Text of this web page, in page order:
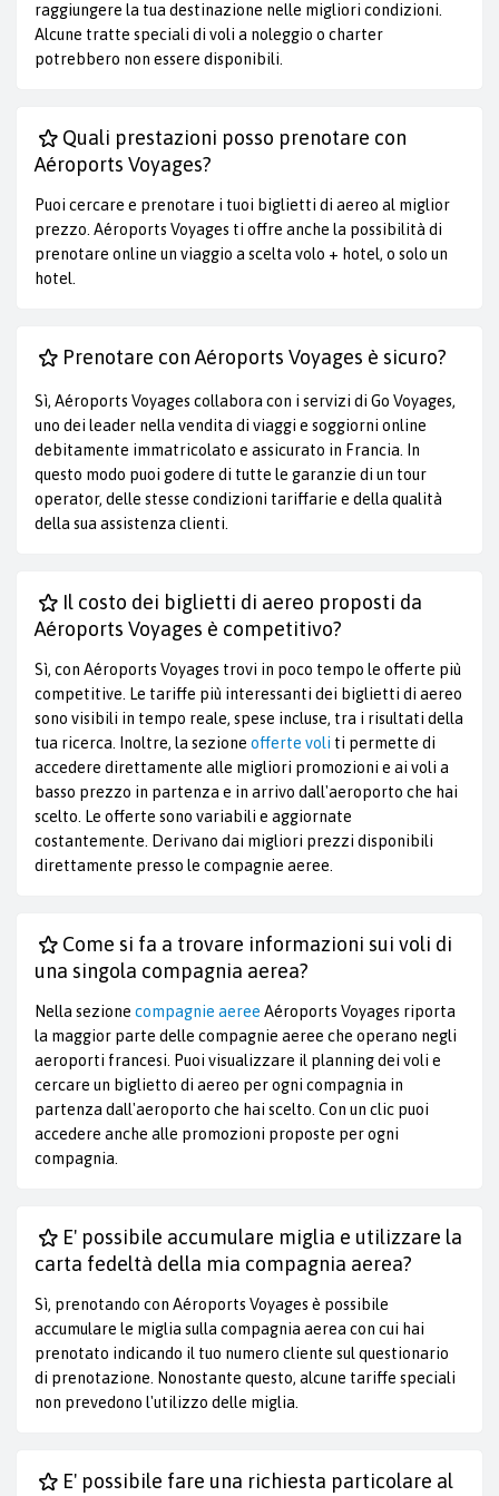
raggiungere la tua destinazione nelle migliori condizioni.
Alcune tratte speciali di voli a noleggio o charter
potrebbero non essere disponibili.
Quali prestazioni posso prenotare con
Aéroports Voyages?
Puoi cercare e prenotare i tuoi biglietti di aereo al miglior
prezzo. Aéroports Voyages ti offre anche la possibilità di
prenotare online un viaggio a scelta volo + hotel, o solo un
hotel.
Prenotare con Aéroports Voyages è sicuro?
Sì, Aéroports Voyages collabora con i servizi di Go Voyages,
uno dei leader nella vendita di viaggi e soggiorni online
debitamente immatricolato e assicurato in Francia. In
questo modo puoi godere di tutte le garanzie di un tour
operator, delle stesse condizioni tariffarie e della qualità
della sua assistenza clienti.
Il costo dei biglietti di aereo proposti da
Aéroports Voyages è competitivo?
Sì, con Aéroports Voyages trovi in poco tempo le offerte più
competitive. Le tariffe più interessanti dei biglietti di aereo
sono visibili in tempo reale, spese incluse, tra i risultati della
tua ricerca. Inoltre, la sezione offerte voli ti permette di
accedere direttamente alle migliori promozioni e ai voli a
basso prezzo in partenza e in arrivo dall'aeroporto che hai
scelto. Le offerte sono variabili e aggiornate
costantemente. Derivano dai migliori prezzi disponibili
direttamente presso le compagnie aeree.
Come si fa a trovare informazioni sui voli di
una singola compagnia aerea?
Nella sezione compagnie aeree Aéroports Voyages riporta
la maggior parte delle compagnie aeree che operano negli
aeroporti francesi. Puoi visualizzare il planning dei voli e
cercare un biglietto di aereo per ogni compagnia in
partenza dall'aeroporto che hai scelto. Con un clic puoi
accedere anche alle promozioni proposte per ogni
compagnia.
E' possibile accumulare miglia e utilizzare la
carta fedeltà della mia compagnia aerea?
Sì, prenotando con Aéroports Voyages è possibile
accumulare le miglia sulla compagnia aerea con cui hai
prenotato indicando il tuo numero cliente sul questionario
di prenotazione. Nonostante questo, alcune tariffe speciali
non prevedono l'utilizzo delle miglia.
E' possibile fare una richiesta particolare al